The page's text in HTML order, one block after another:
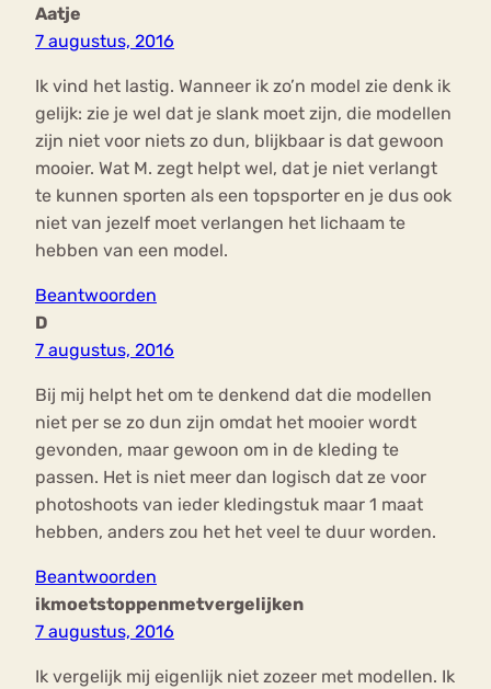
Aatje
7 augustus, 2016
Ik vind het lastig. Wanneer ik zo’n model zie denk ik
gelijk: zie je wel dat je slank moet zijn, die modellen
zijn niet voor niets zo dun, blijkbaar is dat gewoon
mooier. Wat M. zegt helpt wel, dat je niet verlangt
te kunnen sporten als een topsporter en je dus ook
niet van jezelf moet verlangen het lichaam te
hebben van een model.
Beantwoorden
D
7 augustus, 2016
Bij mij helpt het om te denkend dat die modellen
niet per se zo dun zijn omdat het mooier wordt
gevonden, maar gewoon om in de kleding te
passen. Het is niet meer dan logisch dat ze voor
photoshoots van ieder kledingstuk maar 1 maat
hebben, anders zou het het veel te duur worden.
Beantwoorden
ikmoetstoppenmetvergelijken
7 augustus, 2016
Ik vergelijk mij eigenlijk niet zozeer met modellen. Ik